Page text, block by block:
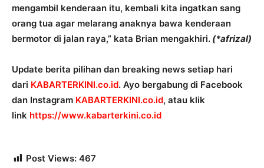
mengambil kenderaan itu, kembali kita ingatkan sang
orang tua agar melarang anaknya bawa kenderaan
bermotor di jalan raya,” kata Brian mengakhiri. (*afrizal)
Update berita pilihan dan breaking news setiap hari
dari KABARTERKINI.co.id. Ayo bergabung di Facebook
dan Instagram KABARTERKINI.co.id, atau klik
link https://www.kabarterkini.co.id
Post Views: 467